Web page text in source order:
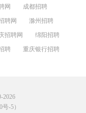
网
成都招聘
聘网
滁州招聘
招聘网
绵阳招聘
聘
重庆银行招聘
2026
-5）